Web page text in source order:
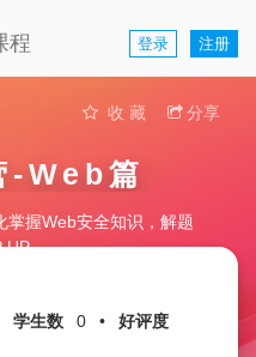
程 登录 注册
收 藏 分享
-Web篇
掌握Web安全知识，解题
UP
学生数 0 •
好评度